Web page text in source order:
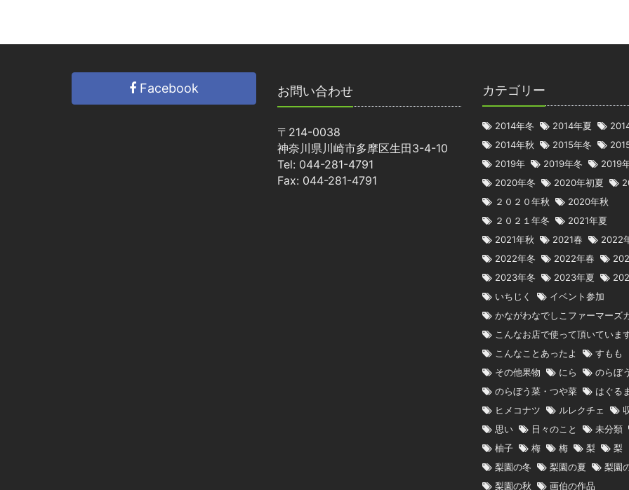
Facebook お問い合わせ
〒214-0038
神奈川県川崎市多摩区生田3-4-10
Tel: 044-281-4791
Fax: 044-281-4791
カテゴリー
2014年冬 2014年夏
2014年秋
2015年冬
2019年
2019年冬
2019
2020年冬
2020年初夏
２０２０年秋
2020年秋
２０２１年冬
2021年夏
2021年秋
2021春
2022
2022年冬
2022年春
2023年冬
2023年夏
いちじく
イベント参加
かながわなでしこファーマーズ
こんなお店で使って頂いていま
こんなことあったよ
すもも
その他果物
にら
のらぼ
のらぼう菜・つや菜
はぐる
ヒメコナツ
ルレクチェ
思い
日々のこと 未分類
柚子
梅 梅 梨
梨
梨園の冬
梨園の夏
梨園
梨園の秋
画伯の作品